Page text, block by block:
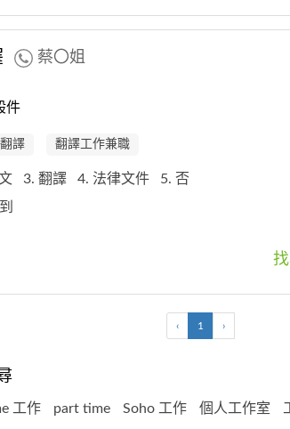
蔡〇姐
件
譯 翻譯工作兼職
3. 翻譯 4. 法律文件
5. 否
‹ 1 ›
工作 part time Soho 工作 個人工作室